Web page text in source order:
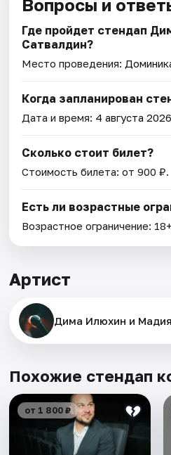
Вопросы и
Где пройдет стендап
Сатвалдин?
Место проведения:
Когда запланирован
Дата и время: 4 августа 2026
Сколько стоит билет?
Стоимость билета: от 900 ₽.
Есть ли возрастные
Возрастное ограничение:
Артист
Дима Илюхин и
Похожие стендап
от 1 800 ₽